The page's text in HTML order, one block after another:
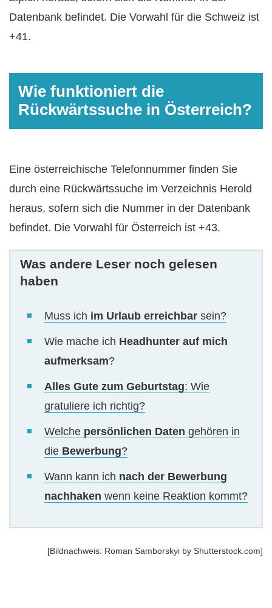
Datenbank befindet. Die Vorwahl für die Schweiz ist
+41.
Wie funktioniert die
Rückwärtssuche in Österreich?
Eine österreichische Telefonnummer finden Sie
durch eine Rückwärtssuche im Verzeichnis Herold
heraus, sofern sich die Nummer in der Datenbank
befindet. Die Vorwahl für Österreich ist +43.
Was andere Leser noch gelesen
haben
Muss ich im Urlaub erreichbar sein?
Wie mache ich Headhunter auf mich
aufmerksam?
Alles Gute zum Geburtstag: Wie
gratuliere ich richtig?
Welche persönlichen Daten gehören in
die Bewerbung?
Wann kann ich nach der Bewerbung
nachhaken wenn keine Reaktion kommt?
[Bildnachweis: Roman Samborskyi by Shutterstock.com]